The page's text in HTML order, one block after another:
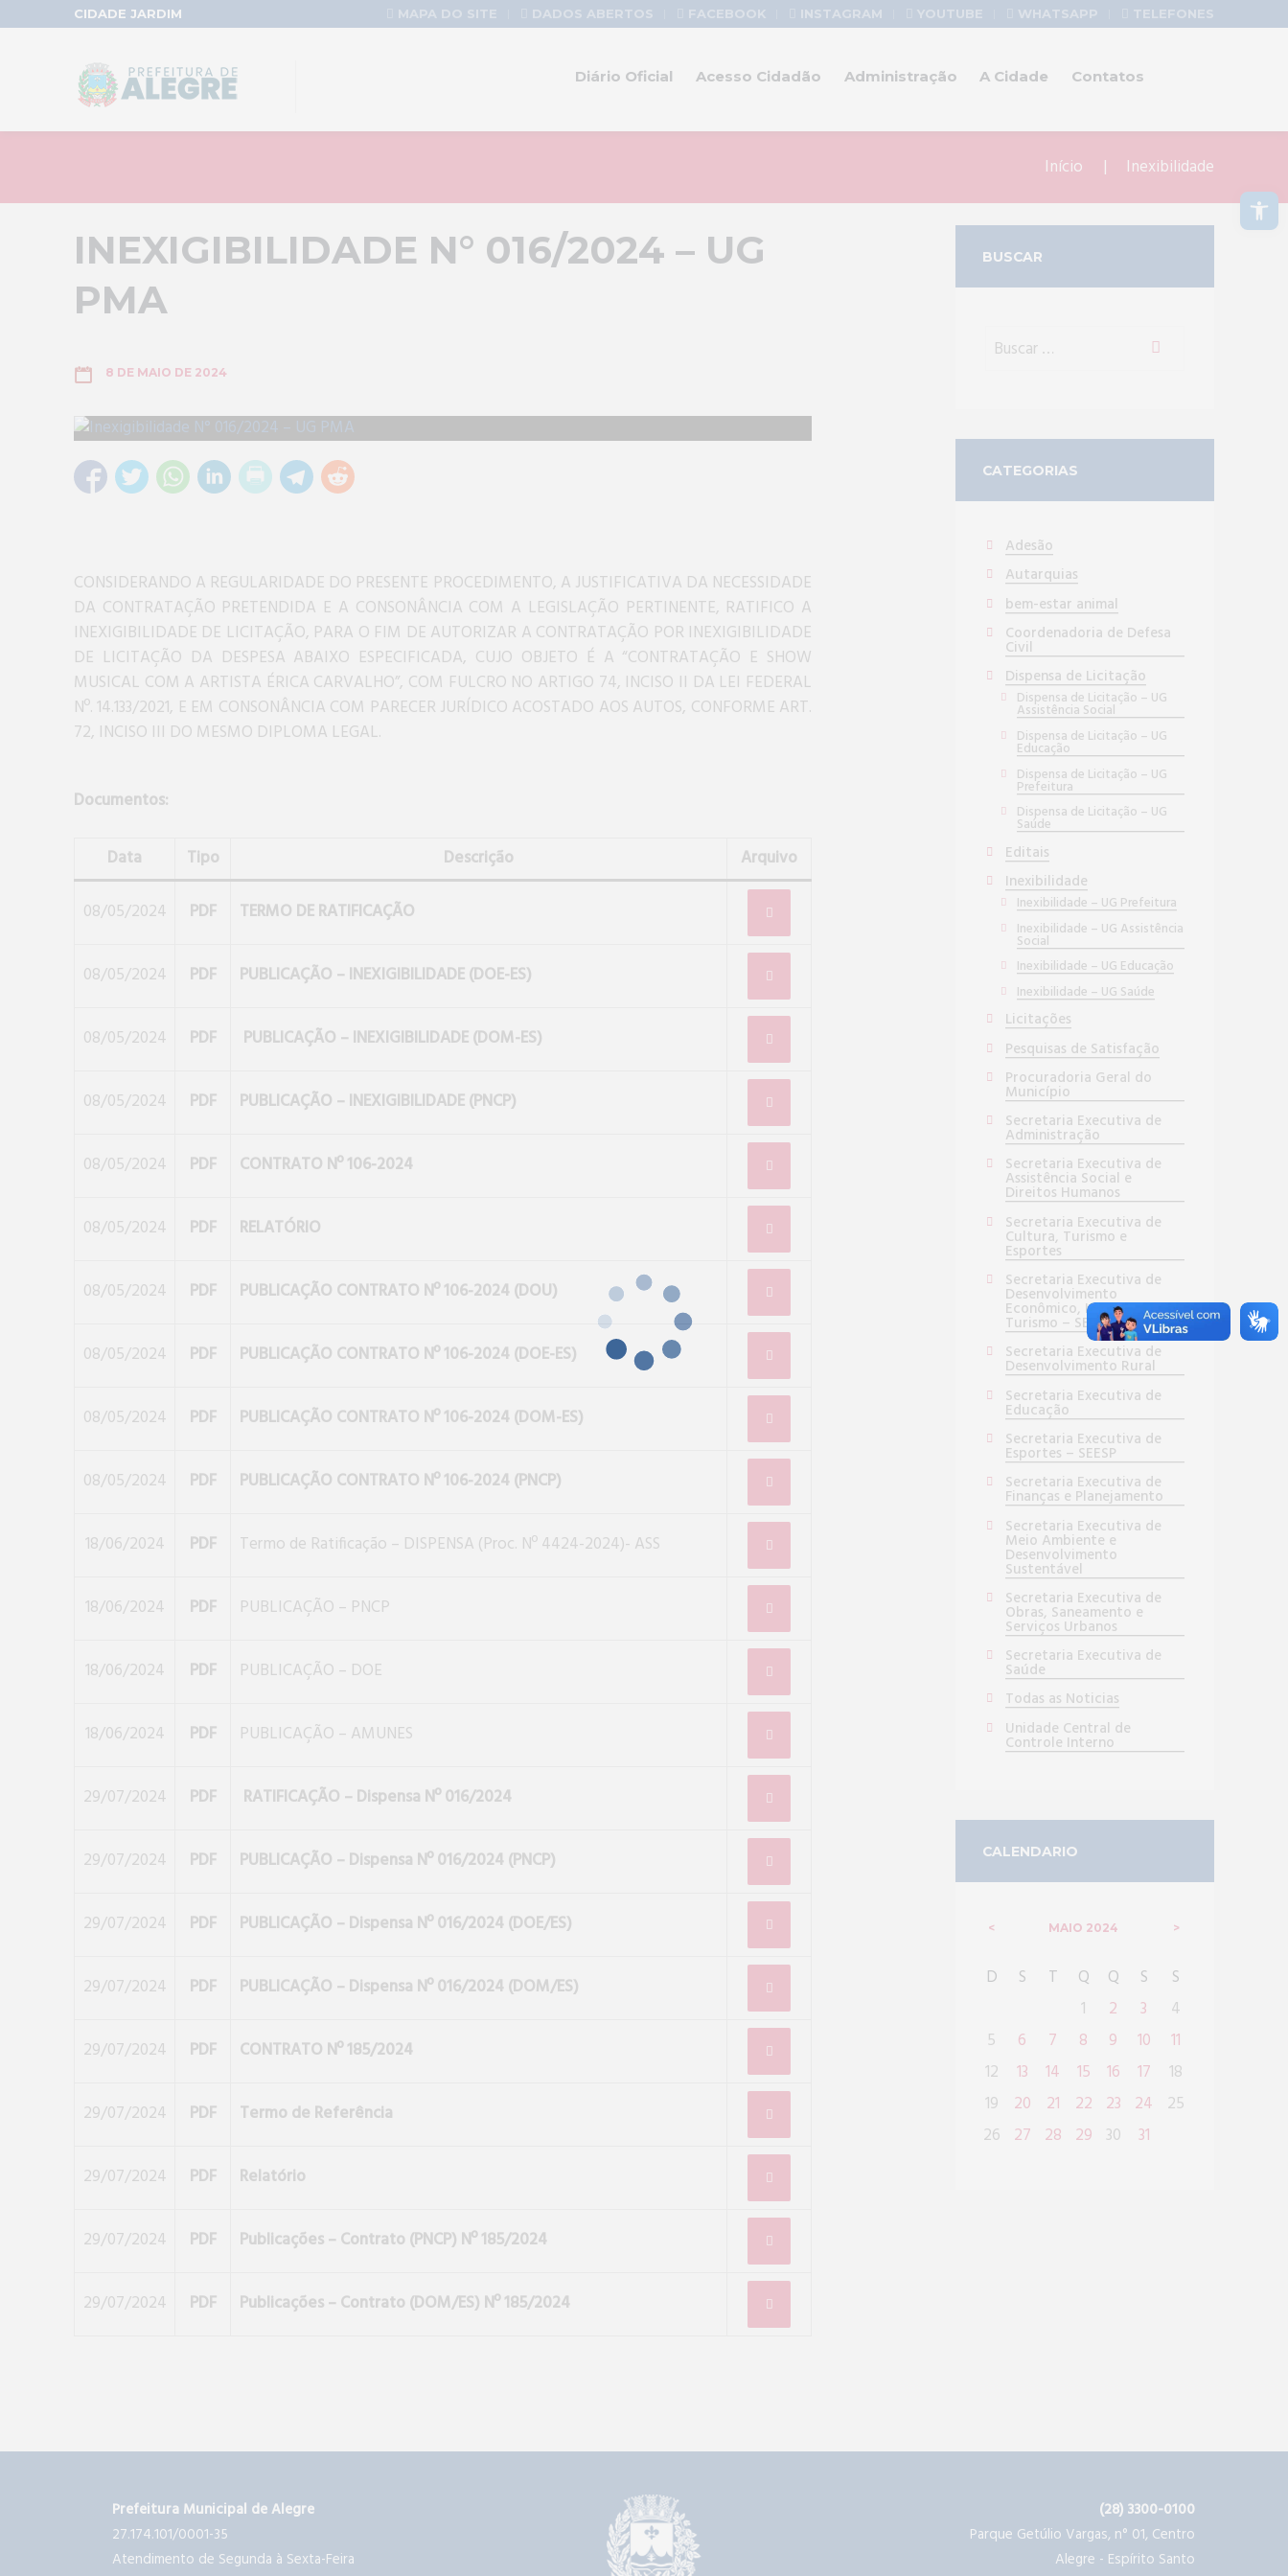
CIDADE JARDIM MAPA DO SITE DADOS ABERTOS FACEBOOK INSTAGRAM YOUTUBE WHATSAPP TELEFONES
Diário Oficial Acesso Cidadão Administração A Cidade Contatos
Início Inexibilidade
INEXIGIBILIDADE N° 016/2024 – UG
PMA
8 DE MAIO DE 2024
CONSIDERANDO A REGULARIDADE DO PRESENTE PROCEDIMENTO, A JUSTIFICATIVA DA NECESSIDADE
DA CONTRATAÇÃO PRETENDIDA E A CONSONÂNCIA COM A LEGISLAÇÃO PERTINENTE, RATIFICO A
INEXIGIBILIDADE DE LICITAÇÃO, PARA O FIM DE AUTORIZAR A CONTRATAÇÃO POR INEXIGIBILIDADE
DE LICITAÇÃO DA DESPESA ABAIXO ESPECIFICADA, CUJO OBJETO É A “CONTRATAÇÃO E SHOW
MUSICAL COM A ARTISTA ÉRICA CARVALHO”, COM FULCRO NO ARTIGO 74, INCISO II DA LEI FEDERAL
Nº. 14.133/2021, E EM CONSONÂNCIA COM PARECER JURÍDICO ACOSTADO AOS AUTOS, CONFORME ART.
72, INCISO III DO MESMO DIPLOMA LEGAL.
Documentos:
Data Tipo Descrição Arquivo
08/05/2024 PDF TERMO DE RATIFICAÇÃO
08/05/2024 PDF PUBLICAÇÃO – INEXIGIBILIDADE (DOE-ES)
08/05/2024 PDF PUBLICAÇÃO – INEXIGIBILIDADE (DOM-ES)
08/05/2024 PDF PUBLICAÇÃO – INEXIGIBILIDADE (PNCP)
08/05/2024 PDF CONTRATO Nº 106-2024
08/05/2024 PDF RELATÓRIO
08/05/2024 PDF PUBLICAÇÃO CONTRATO Nº 106-2024 (DOU)
08/05/2024 PDF PUBLICAÇÃO CONTRATO Nº 106-2024 (DOE-ES)
08/05/2024 PDF PUBLICAÇÃO CONTRATO Nº 106-2024 (DOM-ES)
08/05/2024 PDF PUBLICAÇÃO CONTRATO Nº 106-2024 (PNCP)
18/06/2024 PDF Termo de Ratificação – DISPENSA (Proc. Nº 4424-2024)- ASS
18/06/2024 PDF PUBLICAÇÃO – PNCP
18/06/2024 PDF PUBLICAÇÃO – DOE
18/06/2024 PDF PUBLICAÇÃO – AMUNES
29/07/2024 PDF RATIFICAÇÃO – Dispensa Nº 016/2024
29/07/2024 PDF PUBLICAÇÃO – Dispensa Nº 016/2024 (PNCP)
29/07/2024 PDF PUBLICAÇÃO – Dispensa Nº 016/2024 (DOE/ES)
29/07/2024 PDF PUBLICAÇÃO – Dispensa Nº 016/2024 (DOM/ES)
29/07/2024 PDF CONTRATO Nº 185/2024
29/07/2024 PDF Termo de Referência
29/07/2024 PDF Relatório
29/07/2024 PDF Publicações – Contrato (PNCP) Nº 185/2024
29/07/2024 PDF Publicações – Contrato (DOM/ES) Nº 185/2024
BUSCAR
CATEGORIAS
Adesão
Autarquias
bem-estar animal
Coordenadoria de Defesa
Civil
Dispensa de Licitação
Dispensa de Licitação – UG
Assistência Social
Dispensa de Licitação – UG
Educação
Dispensa de Licitação – UG
Prefeitura
Dispensa de Licitação – UG
Saúde
Editais
Inexibilidade
Inexibilidade – UG Prefeitura
Inexibilidade – UG Assistência
Social
Inexibilidade – UG Educação
Inexibilidade – UG Saúde
Licitações
Pesquisas de Satisfação
Procuradoria Geral do
Município
Secretaria Executiva de
Administração
Secretaria Executiva de
Assistência Social e
Direitos Humanos
Secretaria Executiva de
Cultura, Turismo e
Esportes
Secretaria Executiva de
Desenvolvimento
Econômico, Inovação e
Turismo – SEDEIT
Secretaria Executiva de
Desenvolvimento Rural
Secretaria Executiva de
Educação
Secretaria Executiva de
Esportes – SEESP
Secretaria Executiva de
Finanças e Planejamento
Secretaria Executiva de
Meio Ambiente e
Desenvolvimento
Sustentável
Secretaria Executiva de
Obras, Saneamento e
Serviços Urbanos
Secretaria Executiva de
Saúde
Todas as Noticias
Unidade Central de
Controle Interno
CALENDARIO
MAIO 2024
D S T Q Q S
S
1
2 3
4
5
6 7 8 9 10
11
12
13 14 15 16 17
18
19
20 21 22 23 24
25
26 27 28 29 30 31
Prefeitura Municipal de Alegre
27.174.101/0001-35
Atendimento de Segunda à Sexta-Feira
(28) 3300-0100
Parque Getúlio Vargas, n° 01, Centro
Alegre - Espírito Santo
Abrir a barra de ferramentas